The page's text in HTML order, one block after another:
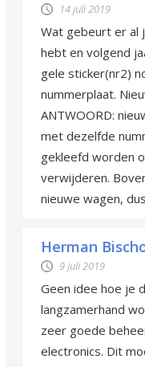
14 juli 2019
Wat gebeurt er al
hebt en volgend
gele sticker(nr2)
nummerplaat.
ANTWOORD:
met dezelfde
gekleefd worden
verwijderen.
nieuwe wagen,
Herman
9 juli 2019
Geen idee hoe je
langzamerhand
zeer goede
electronics. Dit